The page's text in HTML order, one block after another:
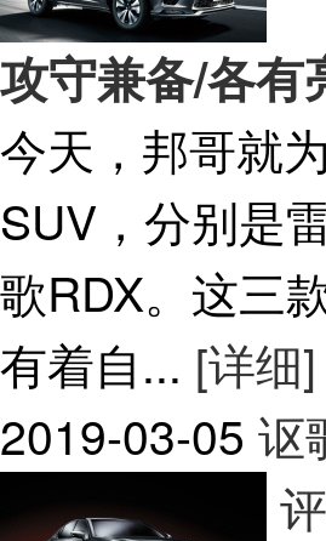
攻守兼备/各有
今天，邦哥就
SUV，分别是
歌RDX。这三
有着自... [详细]
2019-03-05 讴